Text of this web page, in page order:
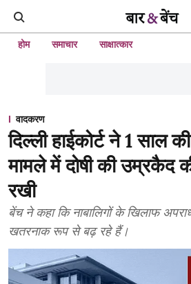
होम समाचार साक्षात्कार
वादकरण
दिल्ली हाईकोर्ट ने 1 साल
मामले में दोषी की उम्रकैद
रखी
बेंच ने कहा कि नाबालिगों के खिलाफ
खतरनाक रूप से बढ़ रहे हैं।